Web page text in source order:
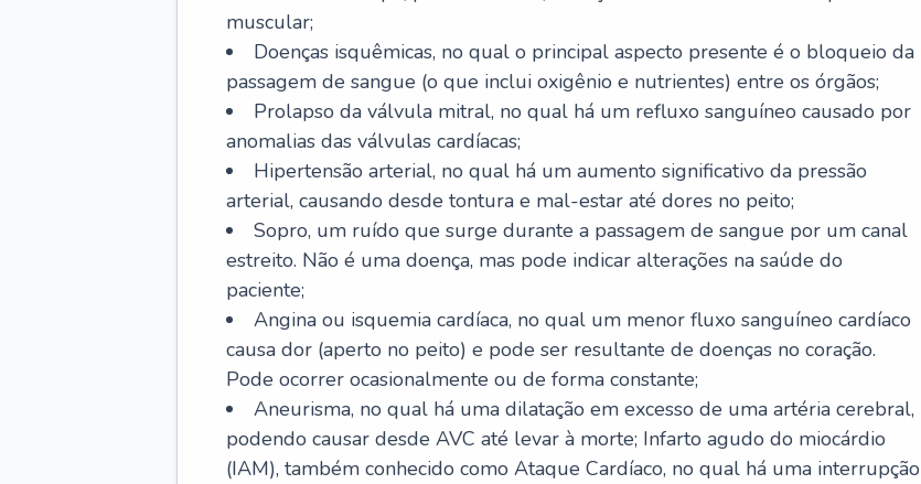
muscular;
Doenças isquêmicas, no qual o principal aspecto presente é o bloqueio da
passagem de sangue (o que inclui oxigênio e nutrientes) entre os órgãos;
Prolapso da válvula mitral, no qual há um refluxo sanguíneo causado por
anomalias das válvulas cardíacas;
Hipertensão arterial, no qual há um aumento significativo da pressão
arterial, causando desde tontura e mal-estar até dores no peito;
Sopro, um ruído que surge durante a passagem de sangue por um canal
estreito. Não é uma doença, mas pode indicar alterações na saúde do
paciente;
Angina ou isquemia cardíaca, no qual um menor fluxo sanguíneo cardíaco
causa dor (aperto no peito) e pode ser resultante de doenças no coração.
Pode ocorrer ocasionalmente ou de forma constante;
Aneurisma, no qual há uma dilatação em excesso de uma artéria cerebral,
podendo causar desde AVC até levar à morte; Infarto agudo do miocárdio
(IAM), também conhecido como Ataque Cardíaco, no qual há uma interrupção